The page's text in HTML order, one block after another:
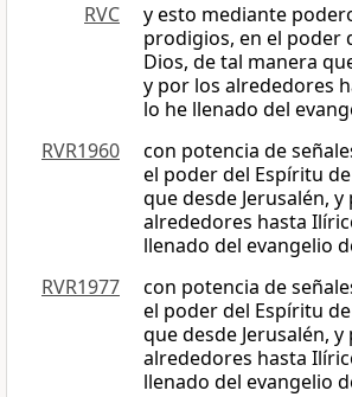
RVC
y esto mediante
prodigios, en el poder
Dios, de tal manera
y por los alrededores
lo he llenado del
RVR1960
con potencia de
el poder del Espíritu
que desde Jerusalén, y
alrededores hasta
llenado del evangelio
RVR1977
con potencia de
el poder del Espíritu
que desde Jerusalén, y
alrededores hasta
llenado del evangelio